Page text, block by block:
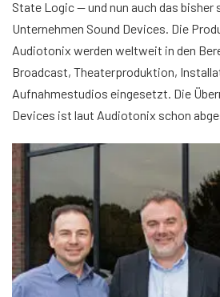
State Logic — und nun auch das bisher
Unternehmen Sound Devices. Die
Audiotonix werden weltweit in den
Broadcast, Theaterproduktion,
Aufnahmestudios eingesetzt. Die
Devices ist laut Audiotonix schon